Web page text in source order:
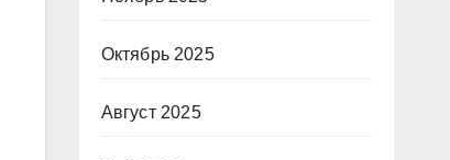
Октябрь 2025
Август 2025